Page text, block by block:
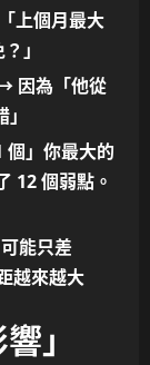
「上個月最大
」
因為 「他從
個」你最大的
12 個弱點 。
能只差
越來越大
」